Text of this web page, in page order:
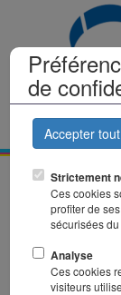
de
Accepter
Strictement
Ces cookies
profiter de
sécurisées
Analyse
Ces cookies
visiteurs